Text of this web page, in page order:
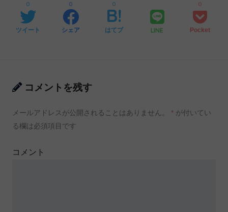
ツイート
0
シェア
0
はてブ
0
LINE Pocket
0
コメントを残す
メールアドレスが公開されることはありません。 * が付いてい
る欄は必須項目です
コメント